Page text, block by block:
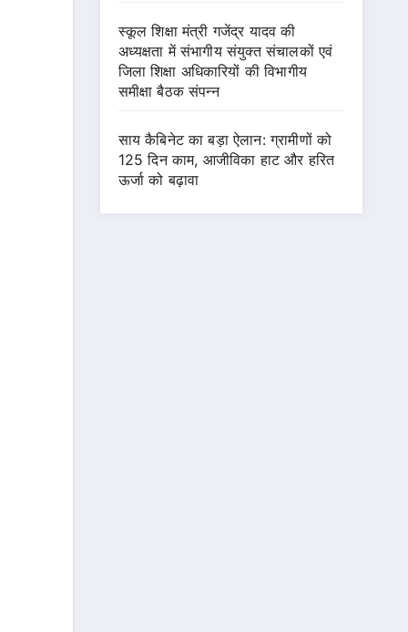
स्कूल शिक्षा मंत्री गजेंद्र यादव की
अध्यक्षता में संभागीय संयुक्त संचालकों एवं
जिला शिक्षा अधिकारियों की विभागीय
समीक्षा बैठक संपन्न
साय कैबिनेट का बड़ा ऐलान: ग्रामीणों को
125 दिन काम, आजीविका हाट और हरित
ऊर्जा को बढ़ावा